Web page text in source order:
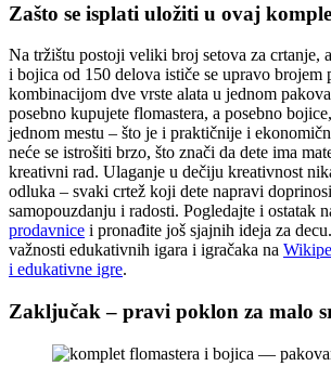
Zašto se isplati uložiti u ovaj
Na tržištu postoji veliki broj setova za crtanje,
i bojica od 150 delova ističe se upravo brojem
kombinacijom dve vrste alata u jednom
posebno kupujete flomastera, a posebno
jednom mestu – što je i praktičnije i
neće se istrošiti brzo, što znači da dete ima
kreativni rad. Ulaganje u dečiju kreativnost
odluka – svaki crtež koji dete napravi
samopouzdanju i radosti. Pogledajte i ostatak
prodavnice i pronađite još sjajnih ideja za
važnosti edukativnih igara i igračaka na
i edukativne igre.
Zaključak – pravi poklon za malo